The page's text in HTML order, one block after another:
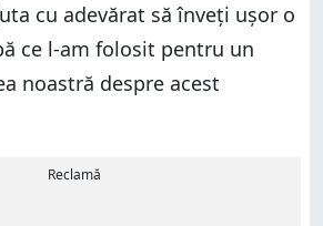
cu adevărat să înveți ușor o
ce l-am folosit pentru un
noastră despre acest
Reclamă